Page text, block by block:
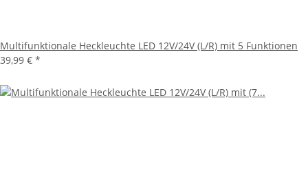
Multifunktionale Heckleuchte LED 12V/24V (L/R) mit 5 Funktionen
39,99 € *